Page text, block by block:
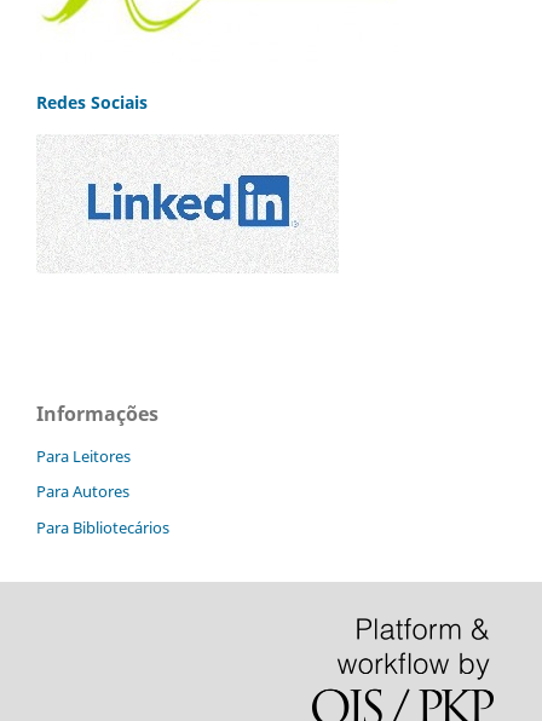
Redes Sociais
Informações
Para Leitores
Para Autores
Para Bibliotecários